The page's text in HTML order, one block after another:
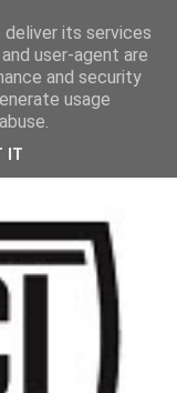
its services
user-agent are
and security
usage
IT